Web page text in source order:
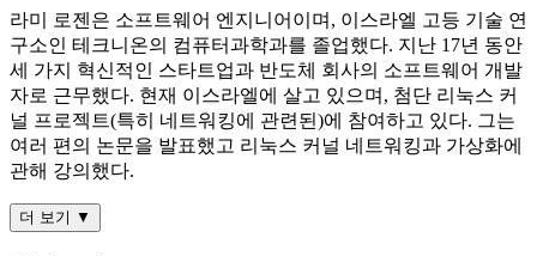
라미 로젠은 소프트웨어 엔지니어이며, 이스라엘 고등 기술 연
구소인 테크니온의 컴퓨터과학과를 졸업했다. 지난 17년 동안
세 가지 혁신적인 스타트업과 반도체 회사의 소프트웨어 개발
자로 근무했다. 현재 이스라엘에 살고 있으며, 첨단 리눅스 커
널 프로젝트(특히 네트워킹에 관련된)에 참여하고 있다. 그는
여러 편의 논문을 발표했고 리눅스 커널 네트워킹과 가상화에
관해 강의했다.
더 보기 ▼